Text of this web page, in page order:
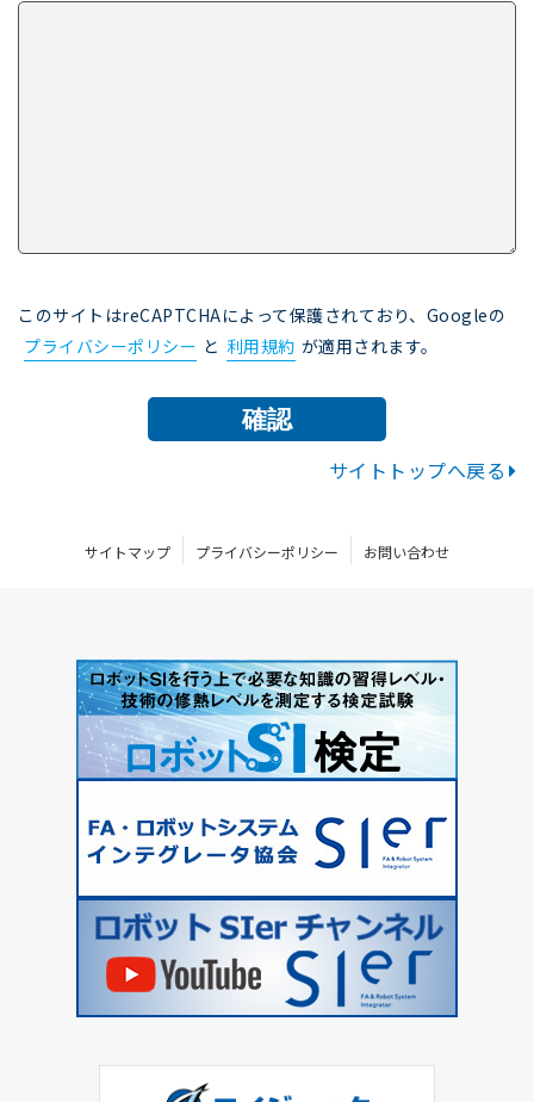
このサイトはreCAPTCHAによって保護されており、Googleの
プライバシーポリシー と 利用規約 が適用されます。
サイトトップへ戻る
サイトマップ プライバシーポリシー お問い合わせ